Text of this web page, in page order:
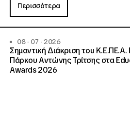
Περισσότερα
08 · 07 · 2026
Σημαντική Διάκριση του
Πάρκου Αντώνης Τρίτσης στα
Awards 2026